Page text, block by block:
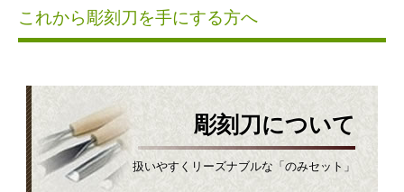
これから彫刻刀を手にする方へ
彫刻刀について
扱いやすくリーズナブルな「のみセット」